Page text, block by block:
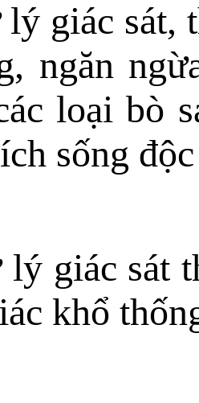
giác sát,
ngăn
loại bò
sống
giác sát
khổ